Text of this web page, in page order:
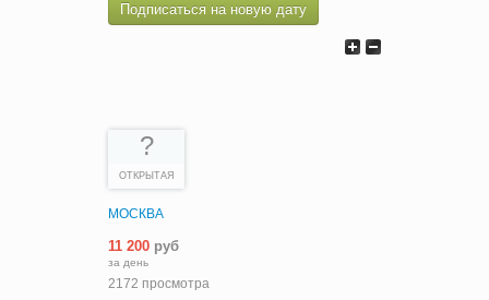
Подписаться на новую дату
?
ОТКРЫТАЯ
МОСКВА
11 200 руб
за день
2172 просмотра